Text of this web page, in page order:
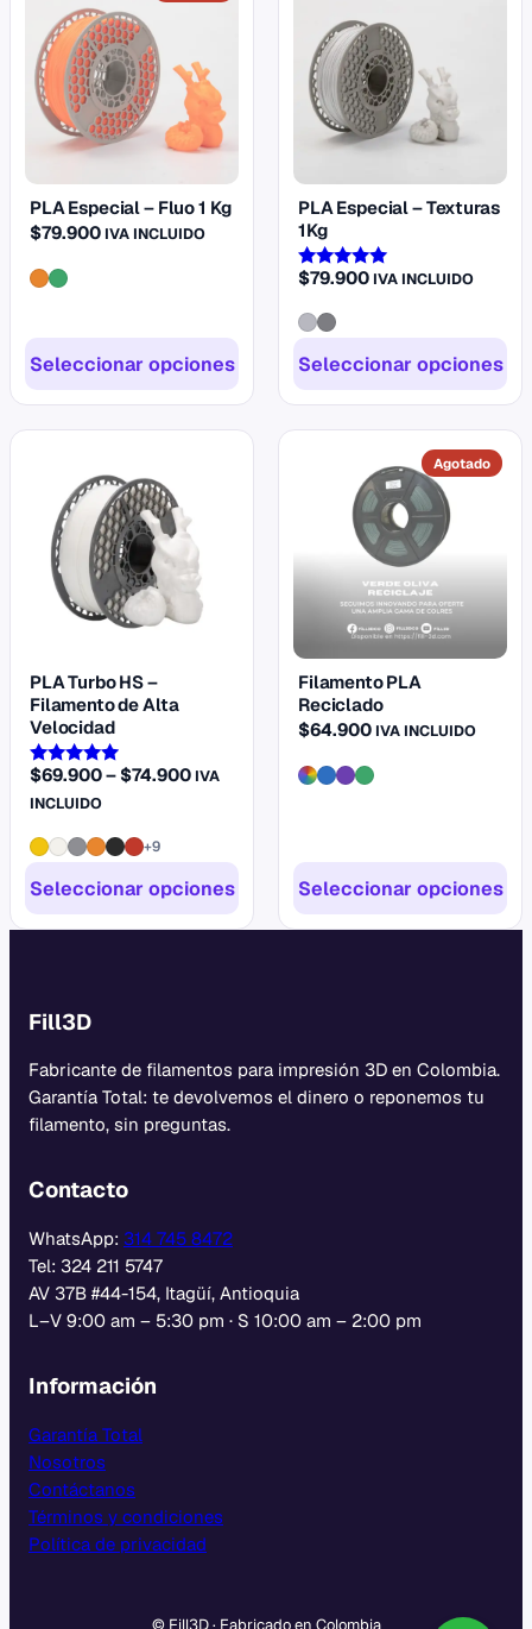
PLA Especial – Fluo 1 Kg
$79.900 IVA INCLUIDO
Seleccionar opciones
producto
tiene
múltiples
variantes.
Las
opciones
se
pueden
en
de
producto
PLA Especial – Texturas
1Kg
Valorado
5.00
de 5
$79.900 IVA INCLUIDO
Seleccionar opciones
tiene
múltiples
variantes.
se
pueden
elegir
en
la
de
producto
PLA Turbo HS –
Filamento de Alta
Velocidad
Valorado
4.77
$69.900– $74.900Rango
$69.900
$74.900
IVA
INCLUIDO
+9
Seleccionar opciones
producto
tiene
múltiples
variantes.
pueden
elegir
en
la
página
de
Filamento PLA
Reciclado
$64.900 IVA INCLUIDO
Seleccionar opciones
producto
múltiples
variantes.
opciones
se
pueden
elegir
la
Fill3D
Fabricante de filamentos para impresión 3D en Colombia.
Garantía Total: te devolvemos el dinero o reponemos tu
filamento, sin preguntas.
Contacto
WhatsApp: 314 745 8472
Tel: 324 211 5747
AV 37B #44-154, Itagüí, Antioquia
L–V 9:00 am – 5:30 pm · S 10:00 am – 2:00 pm
Información
Garantía Total
Nosotros
Contáctanos
Términos y condiciones
Política de privacidad
© Fill3D · Fabricado en Colombia